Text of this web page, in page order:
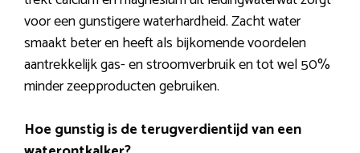
voor een gunstigere waterhardheid. Zacht water
smaakt beter en heeft als bijkomende voordelen
aantrekkelijk gas- en stroomverbruik en tot wel 50%
minder zeepproducten gebruiken.
Hoe gunstig is de terugverdientijd van een